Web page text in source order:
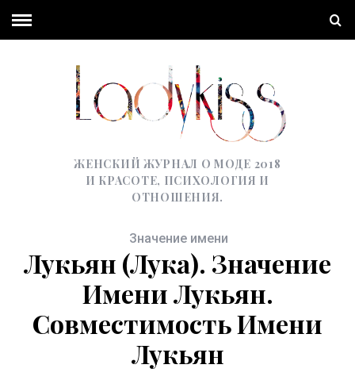
ЖЕНСКИЙ ЖУРНАЛ О МОДЕ 2018
И КРАСОТЕ, ПСИХОЛОГИЯ И
ОТНОШЕНИЯ.
Значение имени
Лукьян (Лука). Значение
Имени Лукьян.
Совместимость Имени
Лукьян